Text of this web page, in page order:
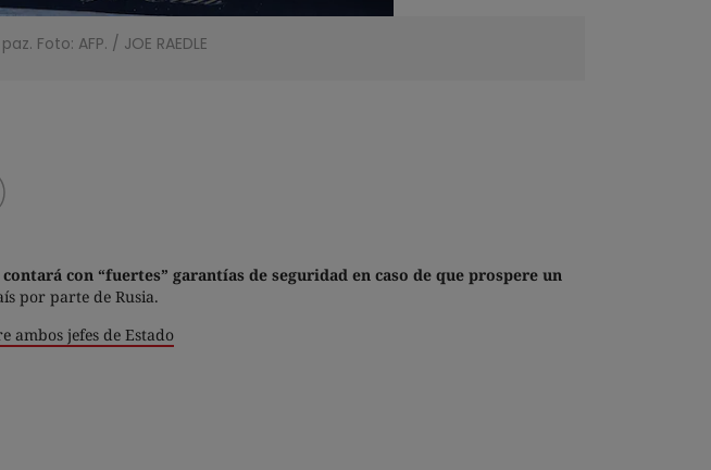
Foto: AFP. / JOE RAEDLE
con “fuertes” garantías de seguridad en caso de que prospere un
por parte de Rusia.
ambos jefes de Estado